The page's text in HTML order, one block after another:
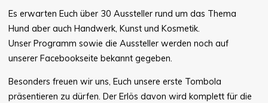
Es erwarten Euch über 30 Aussteller rund um das Thema
Hund aber auch Handwerk, Kunst und Kosmetik.
Unser Programm sowie die Aussteller werden noch auf
unserer Facebookseite bekannt gegeben.
Besonders freuen wir uns, Euch unsere erste Tombola
präsentieren zu dürfen. Der Erlös davon wird komplett für die